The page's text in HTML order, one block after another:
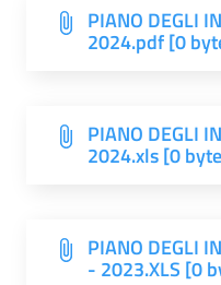
PIANO DEGLI
2024.pdf [0
PIANO DEGLI
2024.xls [0
PIANO DEGLI
- 2023.XLS [0